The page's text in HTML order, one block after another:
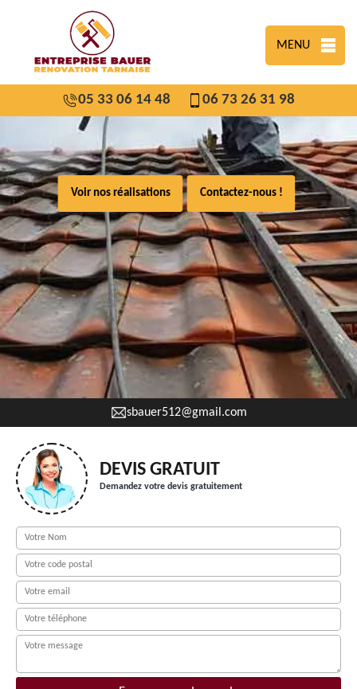
MENU
05 33 06 14 48 06 73 26 31 98
Voir nos réalisations Contactez-nous !
sbauer512@gmail.com
DEVIS GRATUIT
Demandez votre devis gratuitement